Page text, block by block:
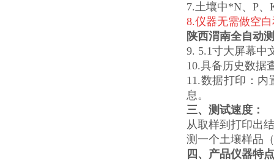
7.土壤中*N、P
8.仪器无需做空
陕西渭南全自动
9. 5.1寸大屏幕中
10.具备历史数据
11.数据打印：
息。
三、测试速度：
从取样到打印出
测一个土壤样品
四、产品仪器特